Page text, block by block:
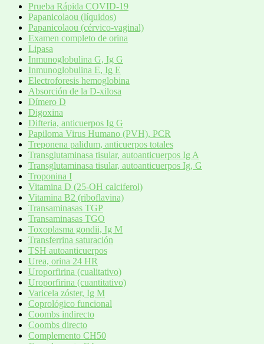
Prueba Rápida COVID-19
Papanicolaou (líquidos)
Papanicolaou (cérvico-vaginal)
Examen completo de orina
Lipasa
Inmunoglobulina G, Ig G
Inmunoglobulina E, Ig E
Electroforesis hemoglobina
Absorción de la D-xilosa
Dímero D
Digoxina
Difteria, anticuerpos Ig G
Papiloma Virus Humano (PVH), PCR
Treponena palidum, anticuerpos totales
Transglutaminasa tisular, autoanticuerpos Ig A
Transglutaminasa tisular, autoanticuerpos Ig, G
Troponina I
Vitamina D (25-OH calciferol)
Vitamina B2 (riboflavina)
Transaminasas TGP
Transaminasas TGO
Toxoplasma gondii, Ig M
Transferrina saturación
TSH autoanticuerpos
Urea, orina 24 HR
Uroporfirina (cualitativo)
Uroporfirina (cuantitativo)
Varicela zóster, Ig M
Coprológico funcional
Coombs indirecto
Coombs directo
Complemento CH50